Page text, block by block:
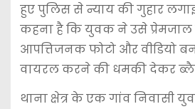
हुए पुलिस से न्याय की गुहार लगाई
कहना है कि युवक ने उसे
आपत्तिजनक फोटो और वीडियो
वायरल करने की धमकी देकर
थाना क्षेत्र के एक गांव निवासी